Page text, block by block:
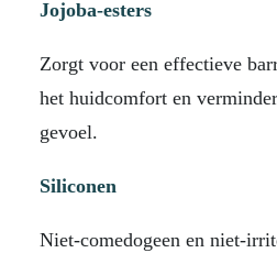
Jojoba-esters
Zorgt voor een effectieve
het huidcomfort en
gevoel.
Siliconen
Niet-comedogeen en niet-